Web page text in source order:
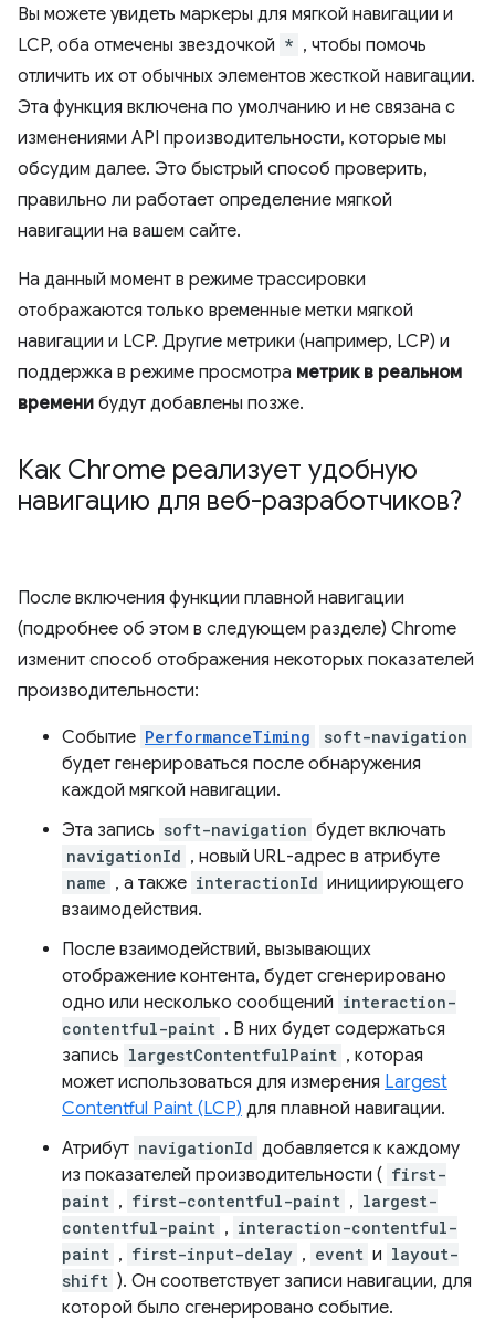
Вы можете увидеть маркеры для мягкой навигации и
LCP, оба отмечены звездочкой * , чтобы помочь
отличить их от обычных элементов жесткой навигации.
Эта функция включена по умолчанию и не связана с
изменениями API производительности, которые мы
обсудим далее. Это быстрый способ проверить,
правильно ли работает определение мягкой
навигации на вашем сайте.
На данный момент в режиме трассировки
отображаются только временные метки мягкой
навигации и LCP. Другие метрики (например, LCP) и
поддержка в режиме просмотра метрик в реальном
времени будут добавлены позже.
Как Chrome реализует удобную
навигацию для веб-разработчиков?
После включения функции плавной навигации
(подробнее об этом в следующем разделе) Chrome
изменит способ отображения некоторых показателей
производительности:
Событие PerformanceTiming soft-navigation
будет генерироваться после обнаружения
каждой мягкой навигации.
Эта запись soft-navigation будет включать
navigationId , новый URL-адрес в атрибуте
name , а также interactionId инициирующего
взаимодействия.
После взаимодействий, вызывающих
отображение контента, будет сгенерировано
одно или несколько сообщений interaction-
contentful-paint . В них будет содержаться
запись largestContentfulPaint , которая
может использоваться для измерения Largest
Contentful Paint (LCP) для плавной навигации.
Атрибут navigationId добавляется к каждому
из показателей производительности ( first-
paint , first-contentful-paint , largest-
contentful-paint , interaction-contentful-
paint , first-input-delay , event и layout-
shift ). Он соответствует записи навигации, для
которой было сгенерировано событие.